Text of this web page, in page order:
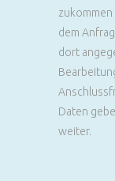
zukommen
dem
dort
Daten
weiter.